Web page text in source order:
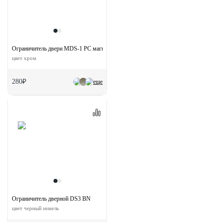
еще
Ограничитель двери MDS-1 PC магнитный
цвет хром
280₽
Ограничитель дверной DS3 BN
цвет черный никель